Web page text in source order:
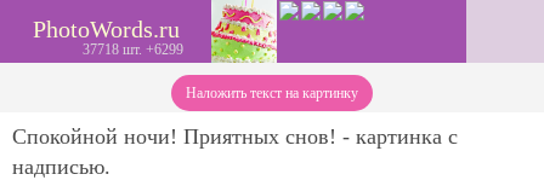
PhotoWords.ru
37718 шт. +6299
Наложить текст на картинку
Спокойной ночи! Приятных снов! - картинка с
надписью.